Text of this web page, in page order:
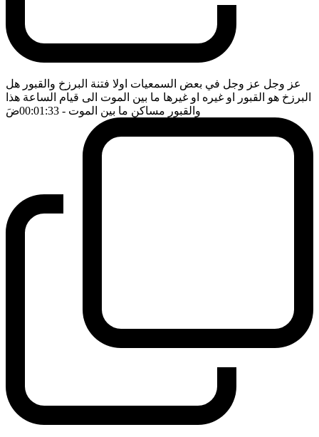
عز وجل عز وجل في بعض السمعيات اولا فتنة البرزخ والقبور هل
البرزخ هو القبور او غيره او غيرها ما بين الموت الى قيام الساعة هذا
والقبور مساكن ما بين الموت - 00:01:33 ضَ